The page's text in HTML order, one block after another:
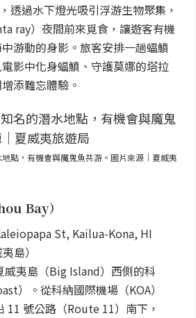
透過水下燈光吸引浮游生物聚集，
ray）夜間前來覓食，讓遊客有機
游動的身影。旅客安排一趟蝠鱝
影中化身蝠鱝、守護莫娜的塔拉
添難忘體驗。
點，有機會與魔鬼魚共游。圖片來源｜夏威夷
Bay）
St, Kailua-Kona, HI
島）
威夷島（Big Island）西側的科
）。從科納國際機場（KOA）
11 號公路（Route 11）南下，